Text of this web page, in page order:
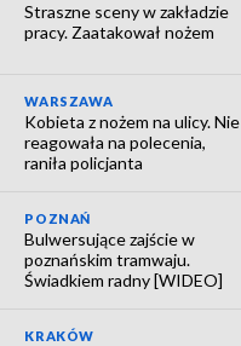
Straszne sceny w zakładzie
pracy. Zaatakował nożem
WARSZAWA
Kobieta z nożem na ulicy. Nie
reagowała na polecenia,
raniła policjanta
POZNAŃ
Bulwersujące zajście w
poznańskim tramwaju.
Świadkiem radny [WIDEO]
KRAKÓW